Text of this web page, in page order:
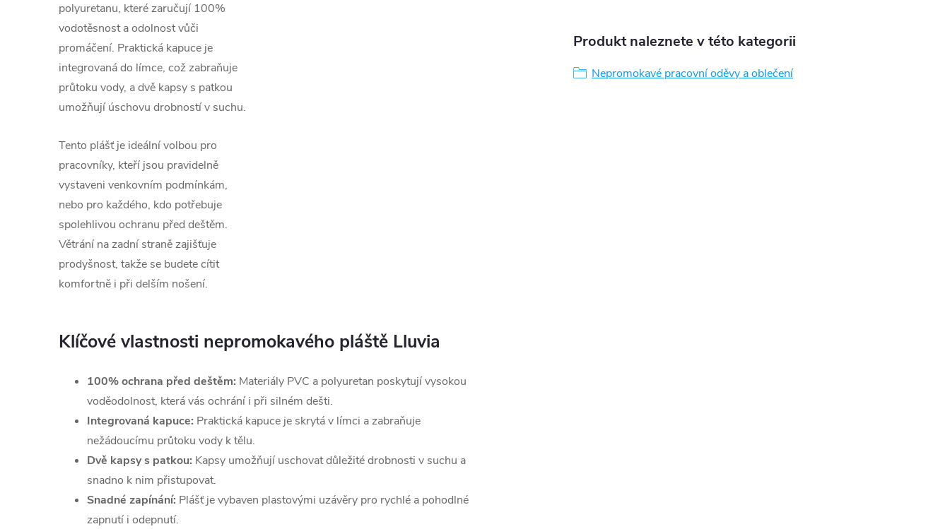
polyuretanu, které zaručují 100%
vodotěsnost a odolnost vůči
promáčení. Praktická kapuce je
integrovaná do límce, což zabraňuje
průtoku vody, a dvě kapsy s patkou
umožňují úschovu drobností v suchu.
Tento plášť je ideální volbou pro
pracovníky, kteří jsou pravidelně
vystaveni venkovním podmínkám,
nebo pro každého, kdo potřebuje
spolehlivou ochranu před deštěm.
Větrání na zadní straně zajišťuje
prodyšnost, takže se budete cítit
komfortně i při delším nošení.
Klíčové vlastnosti nepromokavého pláště Lluvia
100% ochrana před deštěm: Materiály PVC a polyuretan poskytují vysokou
voděodolnost, která vás ochrání i při silném dešti.
Integrovaná kapuce: Praktická kapuce je skrytá v límci a zabraňuje
nežádoucímu průtoku vody k tělu.
Dvě kapsy s patkou: Kapsy umožňují uschovat důležité drobnosti v suchu a
snadno k nim přistupovat.
Snadné zapínání: Plášť je vybaven plastovými uzávěry pro rychlé a pohodlné
zapnutí i odepnutí.
Produkt naleznete v této kategorii
Nepromokavé pracovní oděvy a oblečení